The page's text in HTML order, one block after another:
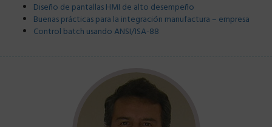
Diseño de pantallas HMI de alto desempeño
Buenas prácticas para la integración manufactura – empresa
Control batch usando ANSI/ISA-88